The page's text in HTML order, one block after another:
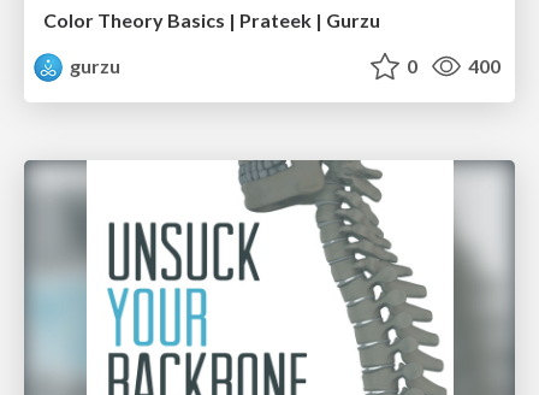
Color Theory Basics | Prateek | Gurzu
gurzu
0 400